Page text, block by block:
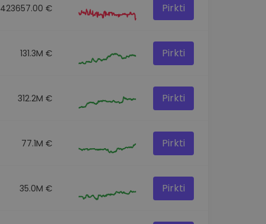
423657.00 € Pirkti
131.3M € Pirkti
312.2M € Pirkti
77.1M € Pirkti
35.0M € Pirkti